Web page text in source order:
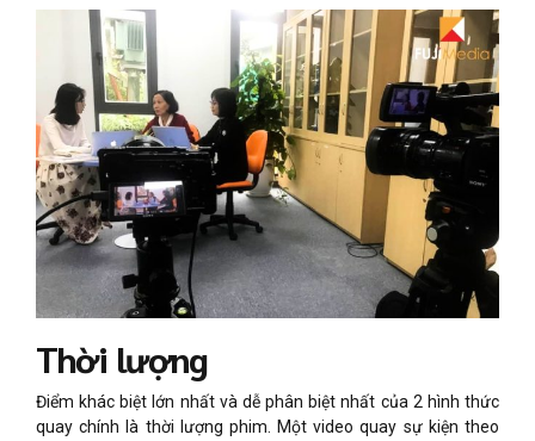
Thời lượng
Điểm khác biệt lớn nhất và dễ phân biệt nhất của 2 hình thức
quay chính là thời lượng phim. Một video quay sự kiện theo